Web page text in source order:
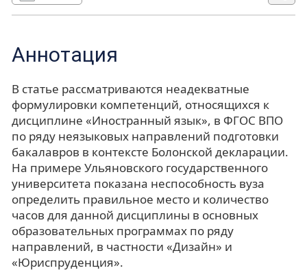
Аннотация
В статье рассматриваются неадекватные
формулировки компетенций, относящихся к
дисциплине «Иностранный язык», в ФГОС ВПО
по ряду неязыковых направлений подготовки
бакалавров в контексте Болонской декларации.
На примере Ульяновского государственного
университета показана неспособность вуза
определить правильное место и количество
часов для данной дисциплины в основных
образовательных программах по ряду
направлений, в частности «Дизайн» и
«Юриспруденция».